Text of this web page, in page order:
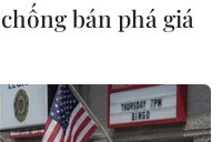
bán phá giá